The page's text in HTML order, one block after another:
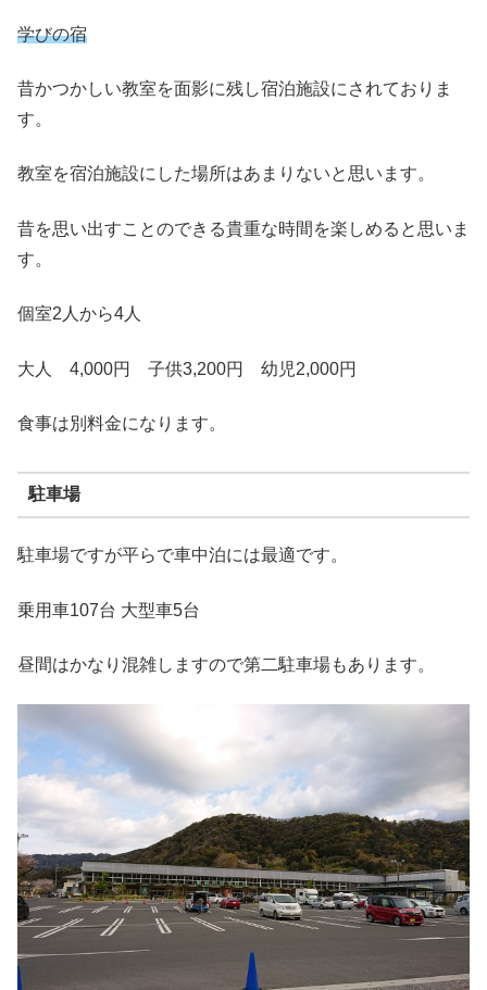
学びの宿
昔かつかしい教室を面影に残し宿泊施設にされておりま
す。
教室を宿泊施設にした場所はあまりないと思います。
昔を思い出すことのできる貴重な時間を楽しめると思いま
す。
個室2人から4人
大人 4,000円 子供3,200円 幼児2,000円
食事は別料金になります。
駐車場
駐車場ですが平らで車中泊には最適です。
乗用車107台 大型車5台
昼間はかなり混雑しますので第二駐車場もあります。